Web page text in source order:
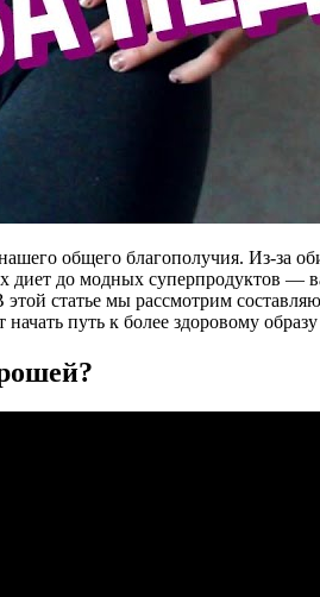
общего благополучия. Из-за
до модных суперпродуктов —
статье мы рассмотрим
путь к более здоровому